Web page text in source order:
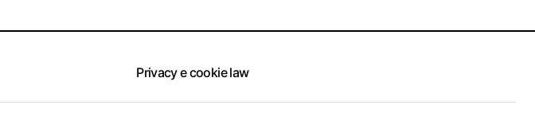
Privacy e cookie law